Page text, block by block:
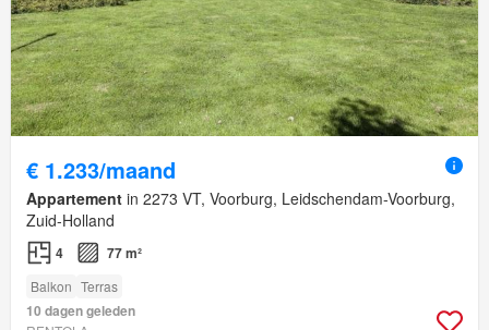
€ 1.233/maand
Appartement in 2273 VT, Voorburg, Leidschendam-Voorburg,
Zuid-Holland
4 77 m²
Balkon Terras
10 dagen geleden